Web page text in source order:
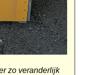
zo veranderlijk